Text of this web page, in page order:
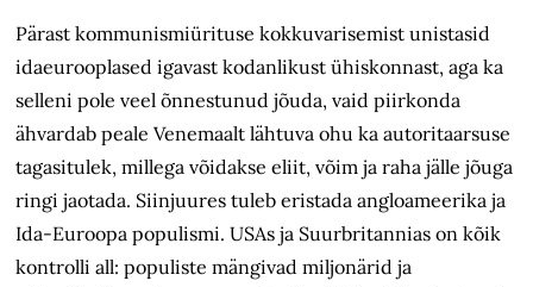
Pärast kommunismiürituse kokkuvarisemist unistasid
idaeurooplased igavast kodanlikust ühiskonnast, aga ka
selleni pole veel õnnestunud jõuda, vaid piirkonda
ähvardab peale Venemaalt lähtuva ohu ka autoritaarsuse
tagasitulek, millega võidakse eliit, võim ja raha jälle jõuga
ringi jaotada. Siinjuures tuleb eristada angloameerika ja
Ida-Euroopa populismi. USAs ja Suurbritannias on kõik
kontrolli all: populiste mängivad miljonärid ja